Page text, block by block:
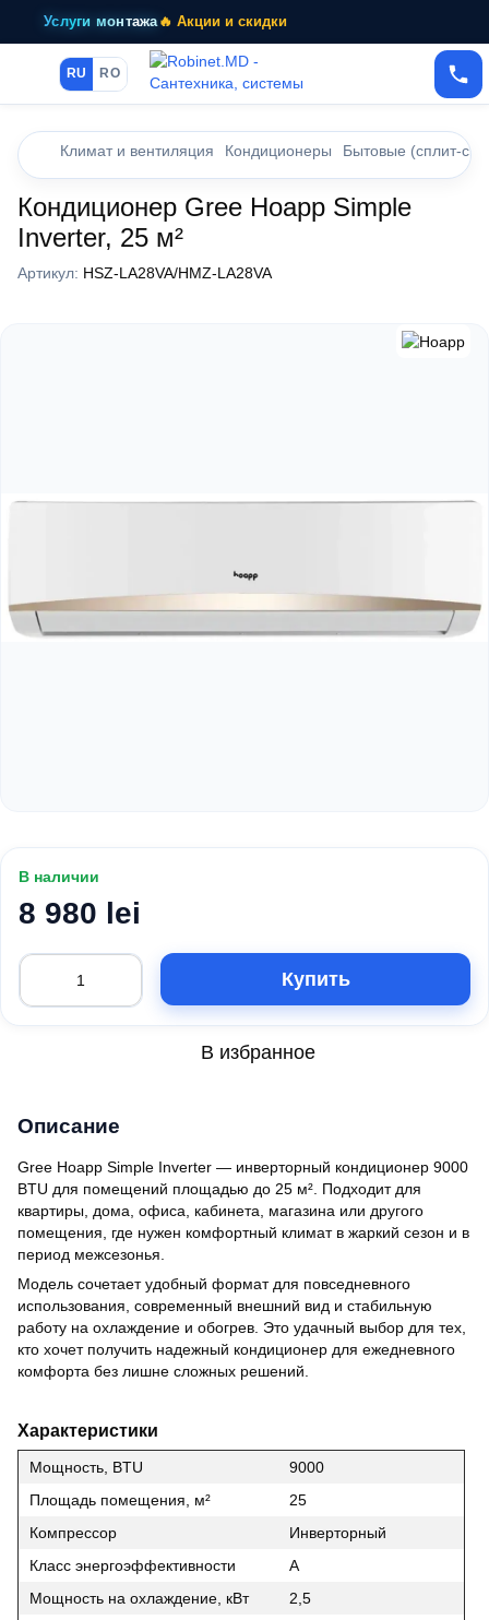
Услуги монтажа🔥 Акции и скидки
RU RO
Климат и вентиляция Кондиционеры Бытовые (сплит-
Кондиционер Gree Hoapp Simple
Inverter, 25 м²
Артикул: HSZ-LA28VA/HMZ-LA28VA
В наличии
8 980 lei
Купить
В избранное
Описание
Gree Hoapp Simple Inverter — инверторный кондиционер 9000
BTU для помещений площадью до 25 м². Подходит для
квартиры, дома, офиса, кабинета, магазина или другого
помещения, где нужен комфортный климат в жаркий сезон и в
период межсезонья.
Модель сочетает удобный формат для повседневного
использования, современный внешний вид и стабильную
работу на охлаждение и обогрев. Это удачный выбор для тех,
кто хочет получить надежный кондиционер для ежедневного
комфорта без лишне сложных решений.
Характеристики
Мощность, BTU
9000
Площадь помещения, м²
25
Компрессор
Инверторный
Класс энергоэффективности
A
Мощность на охлаждение, кВт
2,5